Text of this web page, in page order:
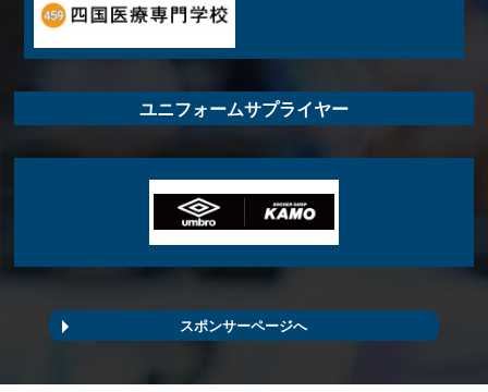
ユニフォームサプライヤー
スポンサーページへ